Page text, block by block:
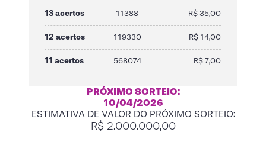
13 acertos 11388 R$ 35,00
12 acertos 119330 R$ 14,00
11 acertos 568074 R$ 7,00
PRÓXIMO SORTEIO:
10/04/2026
ESTIMATIVA DE VALOR DO PRÓXIMO SORTEIO:
R$ 2.000.000,00